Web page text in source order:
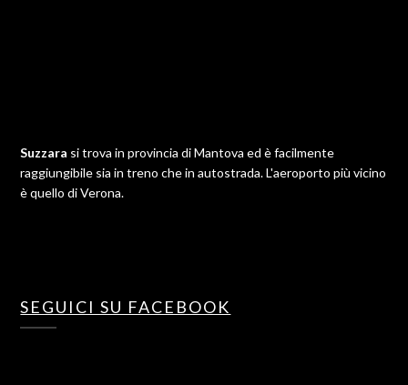
Suzzara si trova in provincia di Mantova ed è facilmente
raggiungibile sia in treno che in autostrada. L'aeroporto più vicino
è quello di Verona.
SEGUICI SU FACEBOOK